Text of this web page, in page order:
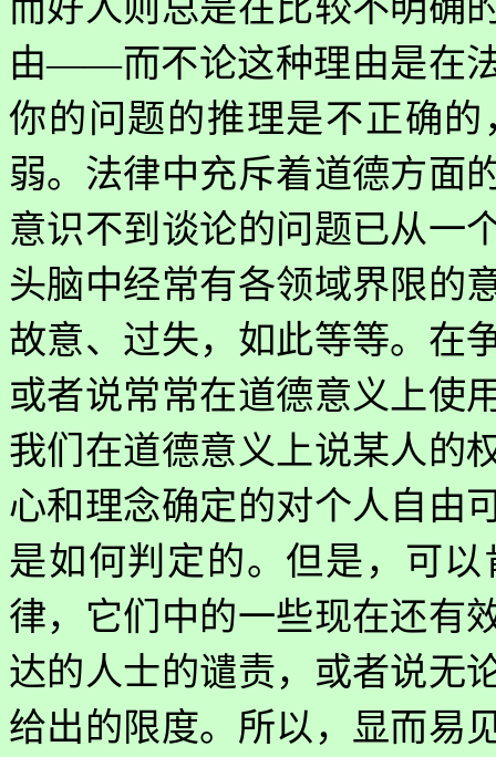
而好人则总是在比较不明确
由——而不论这种理由是在
你的问题的推理是不正确
弱。法律中充斥着道德方面
意识不到谈论的问题已从一
头脑中经常有各领域界限的
故意、过失，如此等等。在
或者说常常在道德意义上使
我们在道德意义上说某人的
心和理念确定的对个人自由
是如何判定的。但是，可
律，它们中的一些现在还有
达的人士的谴责，或者说无
给出的限度。所以，显而易